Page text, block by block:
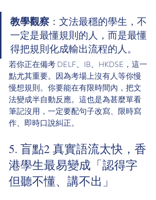
教學觀察 ：文法最穩的學生，不
一定是最懂規則的人，而是最懂
得把規則化成輸出流程的人。
若你正在備考 DELF、IB、HKDSE，這一
點尤其重要。因為考場上沒有人等你慢
慢想規則。你要能在有限時間內，把文
法變成半自動反應。這也是為甚麼單看
筆記沒用，一定要配句子改寫、限時寫
作、即時口說糾正。
5. 盲點2 真實語流太快，香
港學生最易變成「認得字
但聽不懂、講不出」